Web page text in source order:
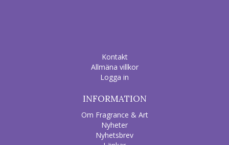
Kontakt
Allmäna villkor
Logga in
INFORMATION
Om Fragrance & Art
Nyheter
Nyhetsbrev